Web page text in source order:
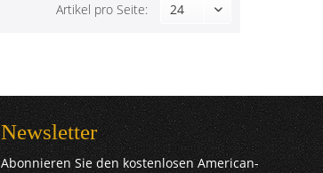
Artikel pro Seite:
Newsletter
Abonnieren Sie den kostenlosen American-